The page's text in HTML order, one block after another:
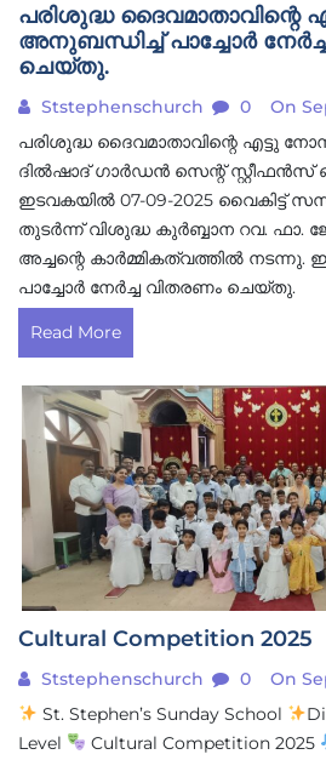
പരിശുദ്ധ ദൈവമാതാവിന്റെ
അനുബന്ധിച്ച് പാച്ചോർ
ചെയ്തു.
Ststephenschurch 0
On
പരിശുദ്ധ ദൈവമാതാവിന്റെ എട്ടു
ദിൽഷാദ് ഗാർഡൻ സെന്റ്
ഇടവകയിൽ 07-09-2025 വൈകിട്ട്
തുടർന്ന് വിശുദ്ധ കുർബ്ബാന റവ.
അച്ചന്റെ കാർമ്മികത്വത്തിൽ
പാച്ചോർ നേർച്ച വിതരണം ചെയ്തു.
Read More
Cultural Competition 2025
Ststephenschurch 0
On
St. Stephen’s Sunday School
Level
Cultural Competition 2025